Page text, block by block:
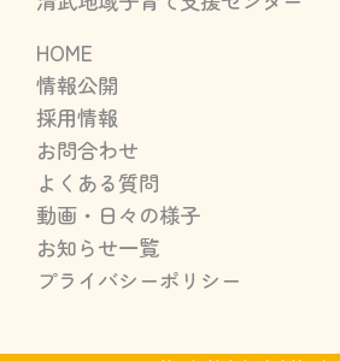
HOME
情報公開
採用情報
お問合わせ
よくある質問
動画・日々の様子
お知らせ一覧
プライバシーポリシー